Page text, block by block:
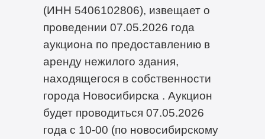
(ИНН 5406102806), извещает о
проведении 07.05.2026 года
аукциона по предоставлению в
аренду нежилого здания,
находящегося в собственности
города Новосибирска . Аукцион
будет проводиться 07.05.2026
года с 10-00 (по новосибирскому